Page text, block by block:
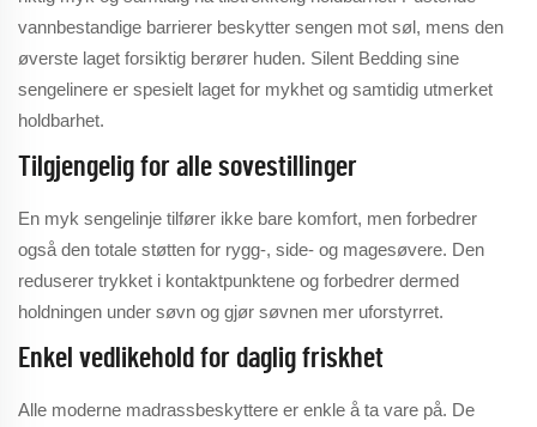
vannbestandige barrierer beskytter sengen mot søl, mens den
øverste laget forsiktig berører huden. Silent Bedding sine
sengelinere er spesielt laget for mykhet og samtidig utmerket
holdbarhet.
Tilgjengelig for alle sovestillinger
En myk sengelinje tilfører ikke bare komfort, men forbedrer
også den totale støtten for rygg-, side- og magesøvere. Den
reduserer trykket i kontaktpunktene og forbedrer dermed
holdningen under søvn og gjør søvnen mer uforstyrret.
Enkel vedlikehold for daglig friskhet
Alle moderne madrassbeskyttere er enkle å ta vare på. De